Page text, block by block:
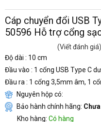
Cáp chuyển đổi USB
50596 Hỗ trợ cổng
(Viết đánh giá)
Độ dài : 10 cm
Đầu vào : 1 cổng USB Type C
Đầu ra : 1 cổng 3,5mm âm, 1
Nguyên hộp có:
Bảo hành chính hãng:
Kho hàng: Có hàng